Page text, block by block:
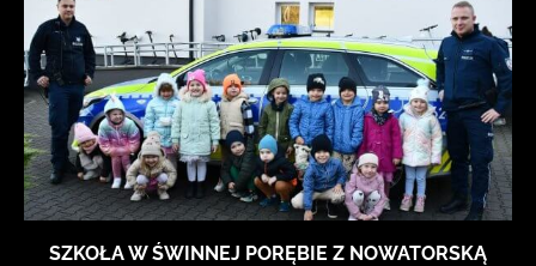
SZKOŁA W ŚWINNEJ PORĘBIE Z NOWATORSKĄ